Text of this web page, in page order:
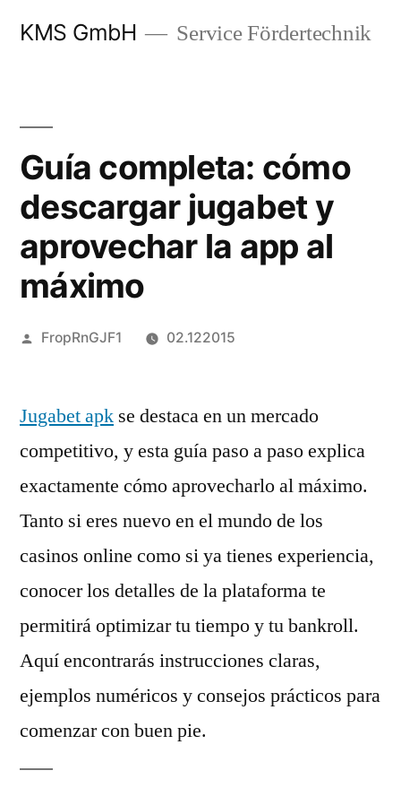
KMS GmbH Service Fördertechnik
Guía completa: cómo
descargar jugabet y
aprovechar la app al
máximo
Veröffentlicht
FropRnGJF1 02.122015
Jugabet apk se destaca en un mercado
competitivo, y esta guía paso a paso explica
exactamente cómo aprovecharlo al máximo.
Tanto si eres nuevo en el mundo de los
casinos online como si ya tienes experiencia,
conocer los detalles de la plataforma te
permitirá optimizar tu tiempo y tu bankroll.
Aquí encontrarás instrucciones claras,
ejemplos numéricos y consejos prácticos para
comenzar con buen pie.